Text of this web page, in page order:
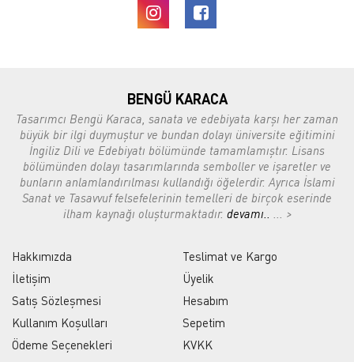
BENGÜ KARACA
Tasarımcı Bengü Karaca, sanata ve edebiyata karşı her zaman
büyük bir ilgi duymuştur ve bundan dolayı üniversite eğitimini
İngiliz Dili ve Edebiyatı bölümünde tamamlamıştır. Lisans
bölümünden dolayı tasarımlarında semboller ve işaretler ve
bunların anlamlandırılması kullandığı öğelerdir. Ayrıca İslami
Sanat ve Tasavvuf felsefelerinin temelleri de birçok eserinde
ilham kaynağı oluşturmaktadır. devamı.. ... >
Hakkımızda
İletişim
Satış Sözleşmesi
Kullanım Koşulları
Ödeme Seçenekleri
Teslimat ve Kargo
Üyelik
Hesabım
Sepetim
KVKK